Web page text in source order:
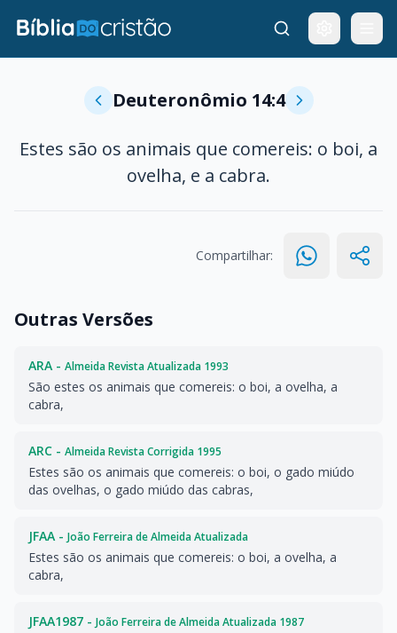
Deuteronômio 14:4
Estes são os animais que comereis: o boi, a
ovelha, e a cabra.
Compartilhar:
Outras Versões
ARA - Almeida Revista Atualizada 1993
São estes os animais que comereis: o boi, a ovelha, a
cabra,
ARC - Almeida Revista Corrigida 1995
Estes são os animais que comereis: o boi, o gado miúdo
das ovelhas, o gado miúdo das cabras,
JFAA - João Ferreira de Almeida Atualizada
Estes são os animais que comereis: o boi, a ovelha, a
cabra,
JFAA1987 - João Ferreira de Almeida Atualizada 1987